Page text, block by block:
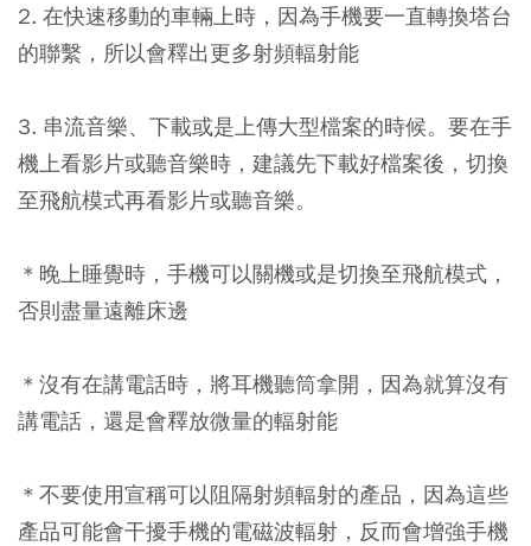
2. 在快速移動的車輛上時，因為手機要一直轉換塔台
的聯繫，所以會釋出更多射頻輻射能
3. 串流音樂、下載或是上傳大型檔案的時候。要在手
機上看影片或聽音樂時，建議先下載好檔案後，切換
至飛航模式再看影片或聽音樂。
＊晚上睡覺時，手機可以關機或是切換至飛航模式，
否則盡量遠離床邊
＊沒有在講電話時，將耳機聽筒拿開，因為就算沒有
講電話，還是會釋放微量的輻射能
＊不要使用宣稱可以阻隔射頻輻射的產品，因為這些
產品可能會干擾手機的電磁波輻射，反而會增強手機